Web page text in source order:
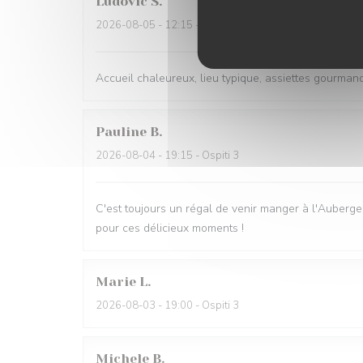
2026-08-05 - 12:15 - Ospiti 2
Accueil chaleureux, lieu typique, assiettes
Pauline B
2026-08-04 - 19:15 - Ospiti 3
C'est toujours un régal de venir manger à
pour ces délicieux moments !
Marie L
2026-08-03 - 19:00 - Ospiti 3
Michele B